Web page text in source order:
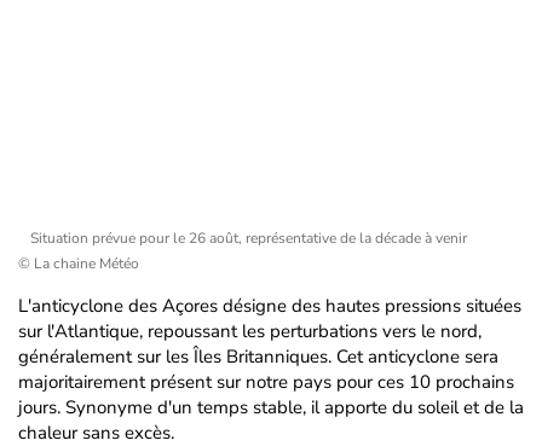
Situation prévue pour le 26 août, représentative de la décade à venir
© La chaine Météo
L'anticyclone des Açores désigne des hautes pressions situées
sur l'Atlantique, repoussant les perturbations vers le nord,
généralement sur les Îles Britanniques. Cet anticyclone sera
majoritairement présent sur notre pays pour ces 10 prochains
jours. Synonyme d'un temps stable, il apporte du soleil et de la
chaleur sans excès.